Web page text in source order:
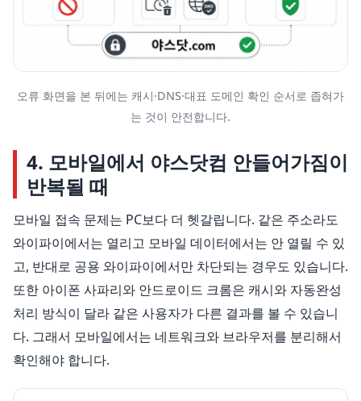
오류 화면을 본 뒤에는 캐시·DNS·대표 도메인 확인 순서로 좁혀가
는 것이 안전합니다.
4. 모바일에서 야스닷컴 안들어가짐이
반복될 때
모바일 접속 문제는 PC보다 더 헷갈립니다. 같은 주소라도
와이파이에서는 열리고 모바일 데이터에서는 안 열릴 수 있
고, 반대로 공용 와이파이에서만 차단되는 경우도 있습니다.
또한 아이폰 사파리와 안드로이드 크롬은 캐시와 자동완성
처리 방식이 달라 같은 사용자가 다른 결과를 볼 수 있습니
다. 그래서 모바일에서는 네트워크와 브라우저를 분리해서
확인해야 합니다.